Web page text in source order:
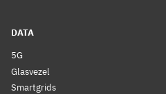
DATA
5G
Glasvezel
Smartgrids